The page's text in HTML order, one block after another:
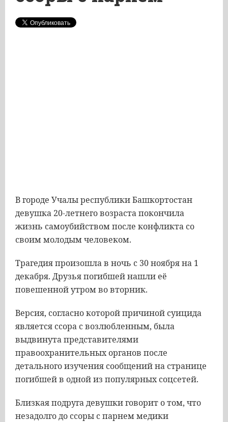
В городе Учалы республики Башкортостан
девушка 20-летнего возраста покончила
жизнь самоубийством после конфликта со
своим молодым человеком.
Трагедия произошла в ночь с 30 ноября на 1
декабря. Друзья погибшей нашли её
повешенной утром во вторник.
Версия, согласно которой причиной суицида
является ссора с возлюбленным, была
выдвинута представителями
правоохранительных органов после
детального изучения сообщений на странице
погибшей в одной из популярных соцсетей.
Близкая подруга девушки говорит о том, что
незадолго до ссоры с парнем медики